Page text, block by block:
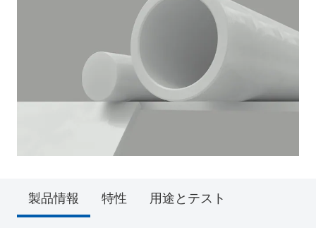
製品情報 特性 用途とテスト